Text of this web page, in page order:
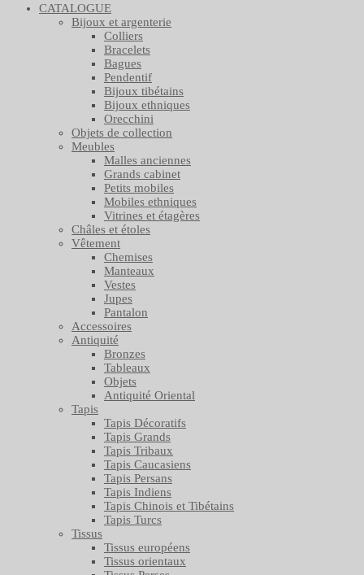
CATALOGUE
Bijoux et argenterie
Colliers
Bracelets
Bagues
Pendentif
Bijoux tibétains
Bijoux ethniques
Orecchini
Objets de collection
Meubles
Malles anciennes
Grands cabinet
Petits mobiles
Mobiles ethniques
Vitrines et étagères
Châles et étoles
Vêtement
Chemises
Manteaux
Vestes
Jupes
Pantalon
Accessoires
Antiquité
Bronzes
Tableaux
Objets
Antiquité Oriental
Tapis
Tapis Décoratifs
Tapis Grands
Tapis Tribaux
Tapis Caucasiens
Tapis Persans
Tapis Indiens
Tapis Chinois et Tibétains
Tapis Turcs
Tissus
Tissus européens
Tissus orientaux